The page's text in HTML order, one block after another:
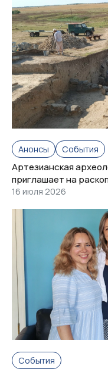
Анонсы События
Артезианская
приглашает на
16 июля 2026
События